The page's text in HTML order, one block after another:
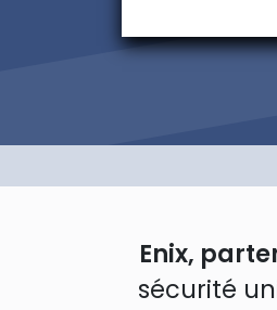
Enix,
sécurité